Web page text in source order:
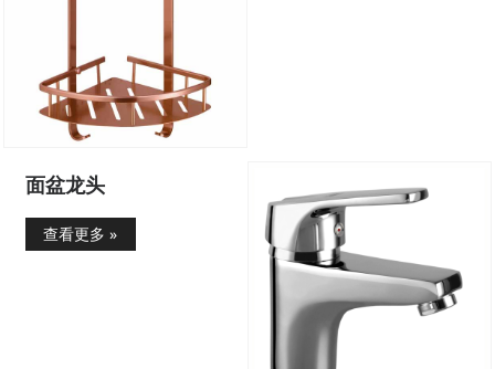
面盆龙头
查看更多 »